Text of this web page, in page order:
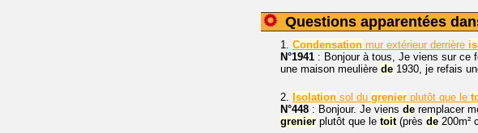
Questions apparentées
1. Condensation mur extérieur derrière
N°1941 : Bonjour à tous, Je viens sur ce
une maison meulière de 1930, je refais
2. Isolation sol du grenier plutôt que le
N°448 : Bonjour. Je viens de remplacer
grenier plutôt que le toit(près de 200m²